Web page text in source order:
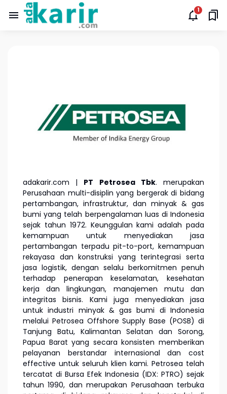
adakarir.com | PT Petrosea Tbk. merupakan
Perusahaan multi-disiplin yang bergerak di bidang
pertambangan, infrastruktur, dan minyak & gas
bumi yang telah berpengalaman luas di Indonesia
sejak tahun 1972. Keunggulan kami adalah pada
kemampuan untuk menyediakan jasa
pertambangan terpadu pit-to-port, kemampuan
rekayasa dan konstruksi yang terintegrasi serta
jasa logistik, dengan selalu berkomitmen penuh
terhadap penerapan keselamatan, kesehatan
kerja dan lingkungan, manajemen mutu dan
integritas bisnis. Kami juga menyediakan jasa
untuk industri minyak & gas bumi di Indonesia
melalui Petrosea Offshore Supply Base (POSB) di
Tanjung Batu, Kalimantan Selatan dan Sorong,
Papua Barat yang secara konsisten memberikan
pelayanan berstandar internasional dan cost
effective untuk seluruh klien kami. Petrosea telah
tercatat di Bursa Efek Indonesia (IDX: PTRO) sejak
tahun 1990, dan merupakan Perusahaan terbuka